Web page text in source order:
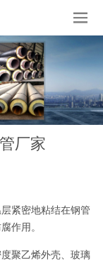
厂家
紧密地粘结在钢管
作用。
聚乙烯外壳、玻璃